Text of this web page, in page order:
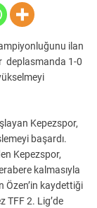
ilan
deplasmanda 1-0
Kepezspor,
başardı.
Kepezspor,
kalmasıyla
Özen’in kaydettiği
TFF 2. Lig’de